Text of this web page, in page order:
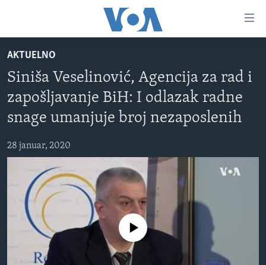
glavni
sadržaj
na
glavnu
Idi
na
pretragu
VIDEO
FOTOGRAFIJE DANA
VIJESTI
SJEDINJENE AMERIČKE DRŽAVE
BOSNA I HERCEGOVINA
SVIJET
NAUKA I TEHNOLOGIJA
SPECIJALNI PROJEKTI
KORUPCIJA
SLOBODA MEDIJA
ŽENSKA STRANA
IZBJEGLIČKA STRANA
AKTUELNO
Siniša Veselinović, Agencija za rad i
zapošljavanje BiH: I odlazak radne
snage umanjuje broj nezaposlenih
28 januar, 2020
No media source currently available